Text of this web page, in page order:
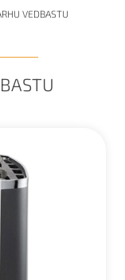
VEDBASTU